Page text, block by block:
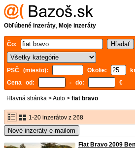
Obľúbené inzeráty, Moje inzeráty
Čo:
PSČ (miesto): Okolie:
Cena od:
- do: €
Hlavná stránka >Auto > fiat bravo
1-20 inzerátov z 268
Nové inzeráty e-mailom
Fiat Bravo 2009